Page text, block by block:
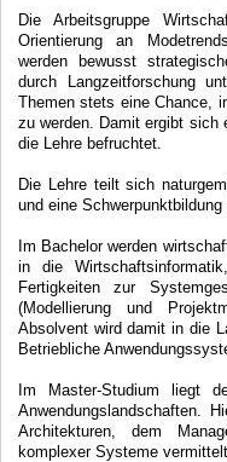
Die Arbeitsgruppe
Orientierung an
werden bewusst
durch Langzeitforschung
Themen stets eine Chance,
zu werden. Damit ergibt sich
die Lehre befruchtet.
Die Lehre teilt sich
und eine
Im Bachelor werden
in die
Fertigkeiten zur
(Modellierung und
Absolvent wird damit in die
Betriebliche
Im Master-Studium liegt
Anwendungslandschaften.
Architekturen, dem
komplexer Systeme vermittelt.